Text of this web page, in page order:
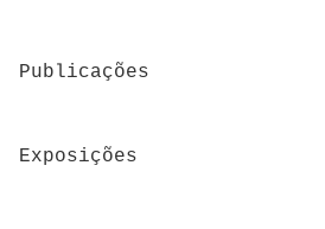
Publicações
Exposições